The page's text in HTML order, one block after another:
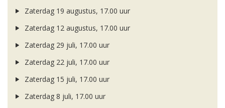
Zaterdag 19 augustus, 17.00 uur
Zaterdag 12 augustus, 17.00 uur
Zaterdag 29 juli, 17.00 uur
Zaterdag 22 juli, 17.00 uur
Zaterdag 15 juli, 17.00 uur
Zaterdag 8 juli, 17.00 uur